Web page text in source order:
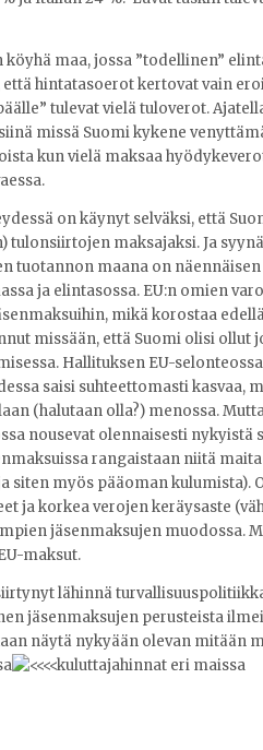
maa, jossa ”todellinen”
että hintatasoerot kertovat vain
tulevat vielä tuloverot.
missä Suomi kykene
kun vielä maksaa
on käynyt selväksi, että
tulonsiirtojen maksajaksi. Ja
tuotannon maana on näennäisen
ja elintasossa. EU:n omien
mikä korostaa
missään, että Suomi olisi ollut
Hallituksen EU-
saisi suhteettomasti kasvaa,
(halutaan olla?) menossa.
nousevat olennaisesti nykyistä
rangaistaan niitä
siten myös pääoman kulumista).
ja korkea verojen keräysaste
jäsenmaksujen muodossa.
maksut.
lähinnä
jäsenmaksujen perusteista
näytä nykyään olevan mitään